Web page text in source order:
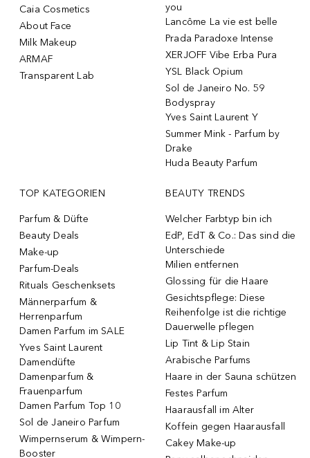
Caia Cosmetics
About Face
Milk Makeup
ARMAF
Transparent Lab
you
Lancôme La vie est belle
Prada Paradoxe Intense
XERJOFF Vibe Erba Pura
YSL Black Opium
Sol de Janeiro No. 59
Bodyspray
Yves Saint Laurent Y
Summer Mink - Parfum by
Drake
Huda Beauty Parfum
TOP KATEGORIEN
Parfum & Düfte
Beauty Deals
Make-up
Parfum-Deals
Rituals Geschenksets
Männerparfum &
Herrenparfum
Damen Parfum im SALE
Yves Saint Laurent
Damendüfte
Damenparfum &
Frauenparfum
Damen Parfum Top 10
Sol de Janeiro Parfum
Wimpernserum & Wimpern-
Booster
BEAUTY TRENDS
Welcher Farbtyp bin ich
EdP, EdT & Co.: Das sind die
Unterschiede
Milien entfernen
Glossing für die Haare
Gesichtspflege: Diese
Reihenfolge ist die richtige
Dauerwelle pflegen
Lip Tint & Lip Stain
Arabische Parfums
Haare in der Sauna schützen
Festes Parfum
Haarausfall im Alter
Koffein gegen Haarausfall
Cakey Make-up